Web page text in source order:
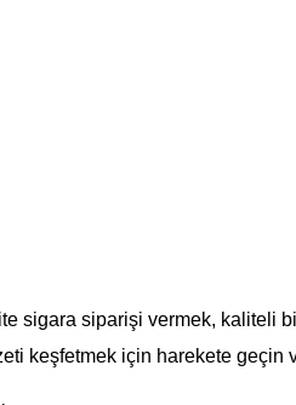
sigara siparişi vermek, kaliteli
keşfetmek için harekete geçin